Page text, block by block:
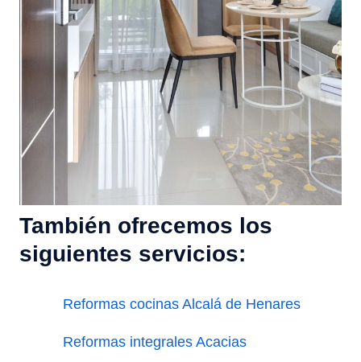
También ofrecemos los
siguientes servicios:
Reformas cocinas Alcalá de Henares
Reformas integrales Acacias